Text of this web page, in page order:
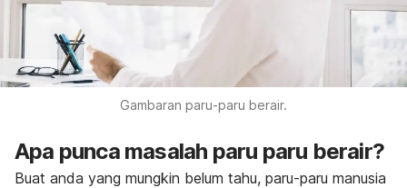
Gambaran paru-paru berair.
Apa punca masalah paru paru berair?
Buat anda yang mungkin belum tahu, paru-paru manusia